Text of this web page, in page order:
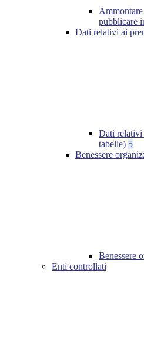
pubblicare
Dati relativi ai
Dati relativi
tabelle) 5
Benessere
Benessere
Enti controllati